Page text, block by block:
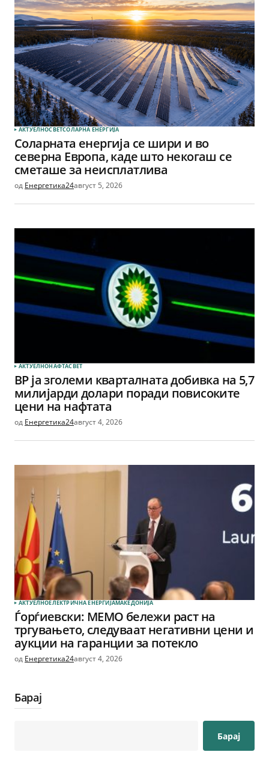
АКТУЕЛНОСВЕТСОЛАРНА EНЕРГИЈА
Соларната енергија се шири и во
северна Европа, каде што некогаш се
сметаше за неисплатлива
од Енергетика24август 5, 2026
АКТУЕЛНОНАФТАСВЕТ
BP ја зголеми кварталната добивка на 5,7
милијарди долари поради повисоките
цени на нафтата
од Енергетика24август 4, 2026
АКТУЕЛНОЕЛЕКТРИЧНА ЕНЕРГИЈАМАКЕДОНИЈА
Ѓорѓиевски: МЕМО бележи раст на
тргувањето, следуваат негативни цени и
аукции на гаранции за потекло
од Енергетика24август 4, 2026
Барај
Барај